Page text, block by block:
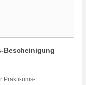
Bescheinigung
Praktikums-